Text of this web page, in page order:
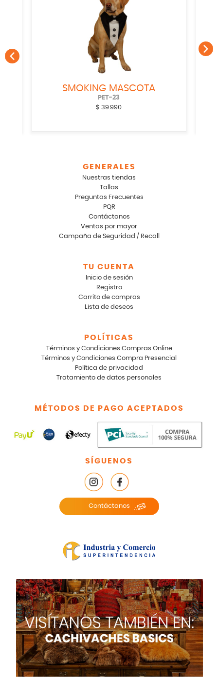
CAPA KRYPTO LEGACY
GENERALES
Nuestras tiendas
Tallas
Preguntas Frecuentes
PQR
Contáctanos
Ventas por mayor
Campaña de Seguridad / Recall
TU CUENTA
Inicio de sesión
Registro
Carrito de compras
Lista de deseos
POLÍTICAS
Términos y Condiciones Compras Online
Términos y Condiciones Compra Presencial
Política de privacidad
Tratamiento de datos personales
MÉTODOS DE PAGO ACEPTADOS
SÍGUENOS
Contáctanos